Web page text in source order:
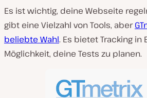
Es ist wichtig, deine Webseite
gibt eine Vielzahl von Tools, aber
beliebte Wahl. Es bietet Tracking
Möglichkeit, deine Tests zu planen.